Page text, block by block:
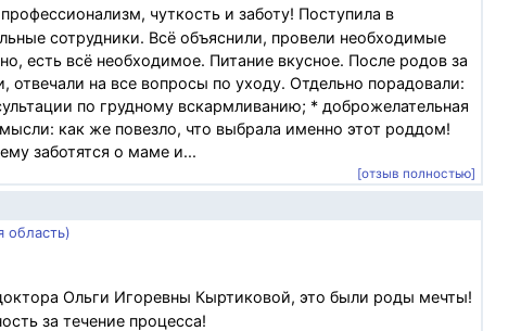
чуткость и заботу! Поступила в
сотрудники. Всё объяснили, провели необходимые
есть всё необходимое. Питание вкусное. После родов за
на все вопросы по уходу. Отдельно порадовали:
по грудному вскармливанию; * доброжелательная
как же повезло, что выбрала именно этот роддом!
заботятся о маме и...
[отзыв полностью]
область)
Ольги Игоревны Кыртиковой, это были роды мечты!
за течение процесса!